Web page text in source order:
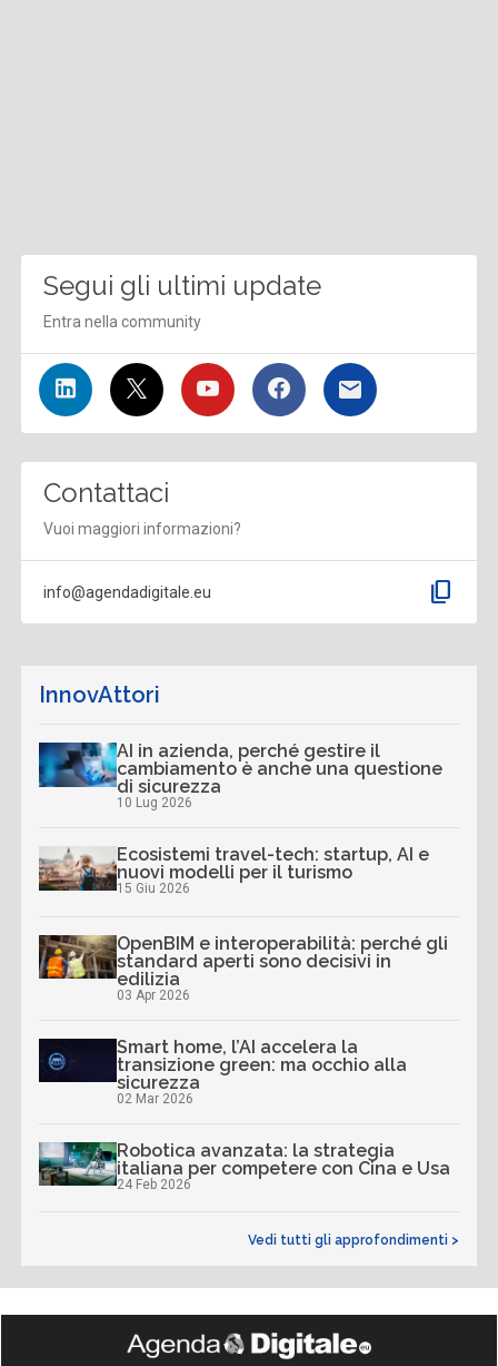
Segui gli ultimi update
Entra nella community
Contattaci
Vuoi maggiori informazioni?
info@agendadigitale.eu content_copy
InnovAttori
AI in azienda, perché gestire il
cambiamento è anche una questione
di sicurezza
10 Lug 2026
Ecosistemi travel-tech: startup, AI e
nuovi modelli per il turismo
15 Giu 2026
OpenBIM e interoperabilità: perché gli
standard aperti sono decisivi in
edilizia
03 Apr 2026
Smart home, l’AI accelera la
transizione green: ma occhio alla
sicurezza
02 Mar 2026
Robotica avanzata: la strategia
italiana per competere con Cina e Usa
24 Feb 2026
Vedi tutti gli approfondimenti >